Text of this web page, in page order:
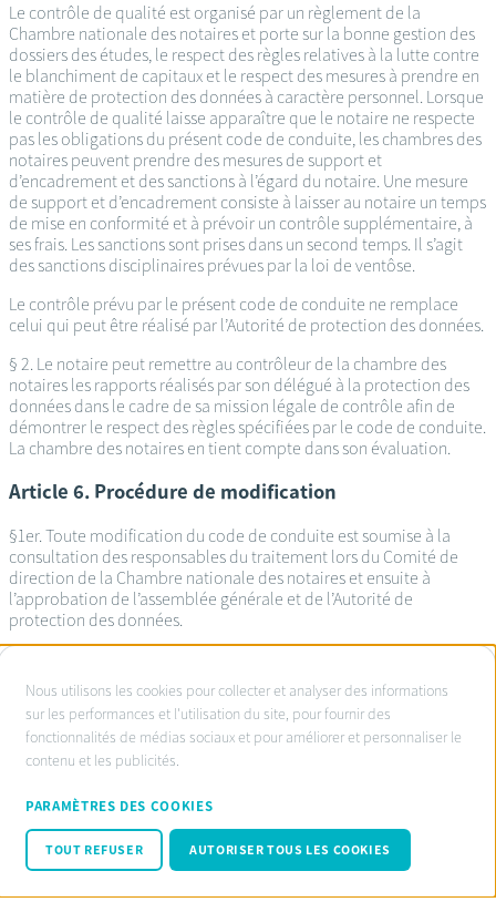
Le contrôle de qualité est organisé par un règlement de la
Chambre nationale des notaires et porte sur la bonne gestion des
dossiers des études, le respect des règles relatives à la lutte contre
le blanchiment de capitaux et le respect des mesures à prendre en
matière de protection des données à caractère personnel. Lorsque
le contrôle de qualité laisse apparaître que le notaire ne respecte
pas les obligations du présent code de conduite, les chambres des
notaires peuvent prendre des mesures de support et
d’encadrement et des sanctions à l’égard du notaire. Une mesure
de support et d’encadrement consiste à laisser au notaire un temps
de mise en conformité et à prévoir un contrôle supplémentaire, à
ses frais. Les sanctions sont prises dans un second temps. Il s’agit
des sanctions disciplinaires prévues par la loi de ventôse.
Le contrôle prévu par le présent code de conduite ne remplace
celui qui peut être réalisé par l’Autorité de protection des données.
§ 2. Le notaire peut remettre au contrôleur de la chambre des
notaires les rapports réalisés par son délégué à la protection des
données dans le cadre de sa mission légale de contrôle afin de
démontrer le respect des règles spécifiées par le code de conduite.
La chambre des notaires en tient compte dans son évaluation.
Article 6. Procédure de modification
§1er. Toute modification du code de conduite est soumise à la
consultation des responsables du traitement lors du Comité de
direction de la Chambre nationale des notaires et ensuite à
l’approbation de l’assemblée générale et de l’Autorité de
protection des données.
Service d’ombudsman agréé:
www.ombudsnotaire.be
Privacy Policy notaire.be
Cookie policy
Code de conduite RGPD
© Fednot 2026
À
propos
des
cookies
sur
ce
site
Nous utilisons les cookies pour collecter et analyser des informations
sur les performances et l'utilisation du site, pour fournir des
fonctionnalités de médias sociaux et pour améliorer et personnaliser le
contenu et les publicités.
PARAMÈTRES DES COOKIES
TOUT REFUSER AUTORISER TOUS LES COOKIES